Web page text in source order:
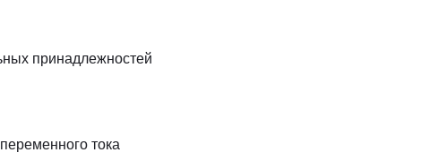
принадлежностей
тока